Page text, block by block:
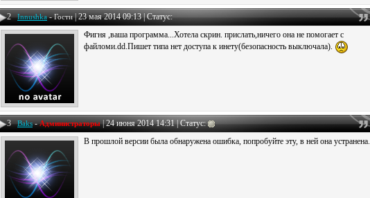
2Innushka-Гости|23 мая 2014 09:13 | Статус:
Фигня ,ваша программа...Хотела скрин. прислать,ничего она не помогает с
файломи.dd.Пишет типа нет доступа к инету(безопасность выключала).
3Baks-Администраторы|24 июня 2014 14:31 | Статус:
В прошлой версии была обнаружена ошибка, попробуйте эту, в ней она устранена.